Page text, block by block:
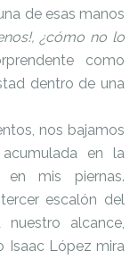
de esas manos
¿cómo no lo
como
dentro de una
nos bajamos
en la
mis piernas.
escalón del
alcance,
Isaac López mira